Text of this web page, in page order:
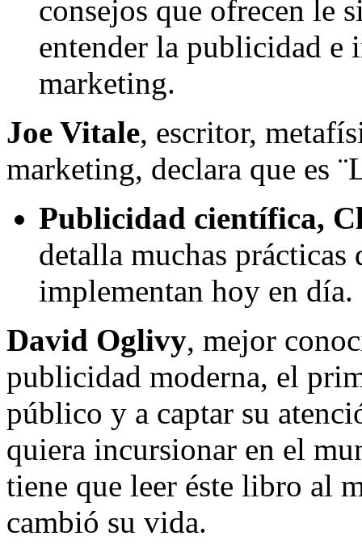
consejos que ofrecen le
entender la publicidad e
marketing.
Joe Vitale, escritor,
marketing, declara que es
Publicidad científica,
detalla muchas
implementan hoy en día.
David Oglivy, mejor
publicidad moderna, el
público y a captar su
quiera incursionar en el
tiene que leer éste libro al
cambió su vida.